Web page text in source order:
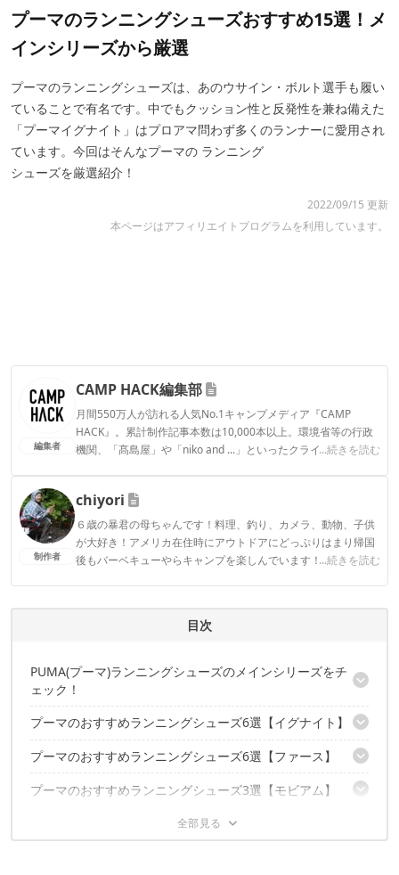
プーマのランニングシューズおすすめ15選！メ
インシリーズから厳選
プーマのランニングシューズは、あのウサイン・ボルト選手も履い
ていることで有名です。中でもクッション性と反発性を兼ね備えた
「プーマイグナイト」はプロアマ問わず多くのランナーに愛用され
ています。今回はそんなプーマの ランニング
シューズを厳選紹介！
2022/09/15 更新
本ページはアフィリエイトプログラムを利用しています。
編集者
CAMP HACK編集部
月間550万人が訪れる人気No.1キャンプメディア『CAMP
HACK』。累計制作記事本数は10,000本以上。環境省等の行政
機関、「髙島屋」や「niko and ...」といったクライアントとの
...続きを読む
CAMP HACK編集部のプロフィール
制作者
chiyori
６歳の暴君の母ちゃんです！料理、釣り、カメラ、動物、子供
が大好き！アメリカ在住時にアウトドアにどっぷりはまり帰国
後もバーベキューやらキャンプを楽しんでいます！料理レシピ
...続きを読む
目次
PUMA(プーマ)ランニングシューズのメインシリーズをチ
ェック！
プーマ・ランニングシューズの種類①IGNITE（イグナイト）
プーマ・ランニングシューズの種類②ファース
プーマ・ランニングシューズの種類③モビアム
プーマのおすすめランニングシューズ6選【イグナイト】
【プーマ スピード 500 イグナイト ウィメンズ】
【プーマ スピード 500 イグナイト v2 メンズ】
【スピード 100 R イグナイト】
【プーマ イグナイト デュアル V2】
プーマのおすすめランニングシューズ6選【ファース】
【プーマ ファース 400J V2】
【プーマ ファース 300 RS-J V2 ウィメンズ】
【プーマ ファース 500 v3 ウィメンズ】
プーマのおすすめランニングシューズ3選【モビアム】
【プーマ モビアム エリート スピード V2 ウィメンズ】
シューズを変えて最高の走りを！